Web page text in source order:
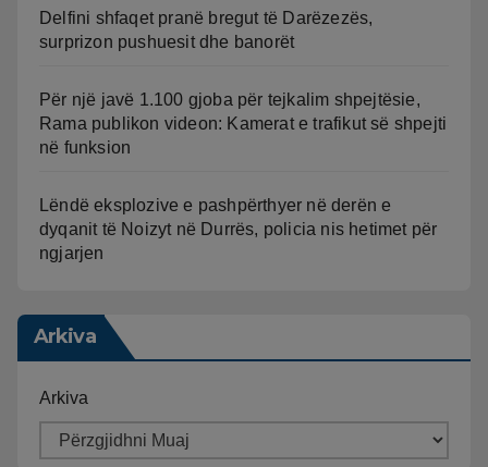
Delfini shfaqet pranë bregut të Darëzezës,
surprizon pushuesit dhe banorët
Për një javë 1.100 gjoba për tejkalim shpejtësie,
Rama publikon videon: Kamerat e trafikut së shpejti
në funksion
Lëndë eksplozive e pashpërthyer në derën e
dyqanit të Noizyt në Durrës, policia nis hetimet për
ngjarjen
Arkiva
Arkiva